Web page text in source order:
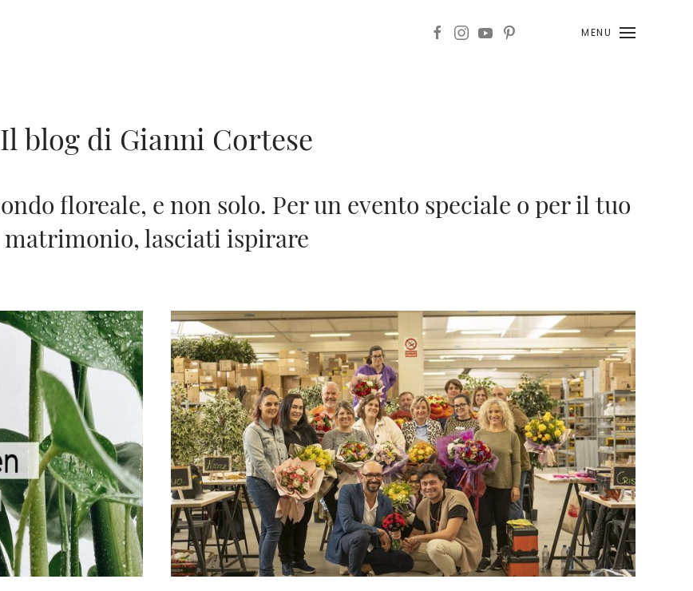
MENU
Il blog di Gianni Cortese
floreale, e non solo. Per un evento speciale o per il tuo
matrimonio, lasciati ispirare